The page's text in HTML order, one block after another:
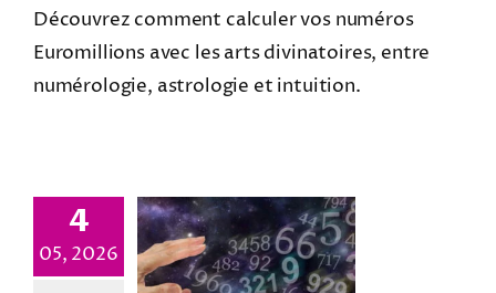
Découvrez comment calculer vos numéros
Euromillions avec les arts divinatoires, entre
numérologie, astrologie et intuition.
4
05, 2026